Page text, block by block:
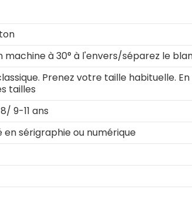
machine à 30° à l'envers/séparez le
Prenez votre taille habituelle.
tailles
9-11 ans
en sérigraphie ou numérique